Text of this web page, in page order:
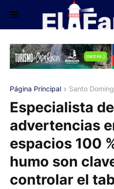
Página Principal Santo
Especialista
advertencias
espacios 100
humo son
controlar el